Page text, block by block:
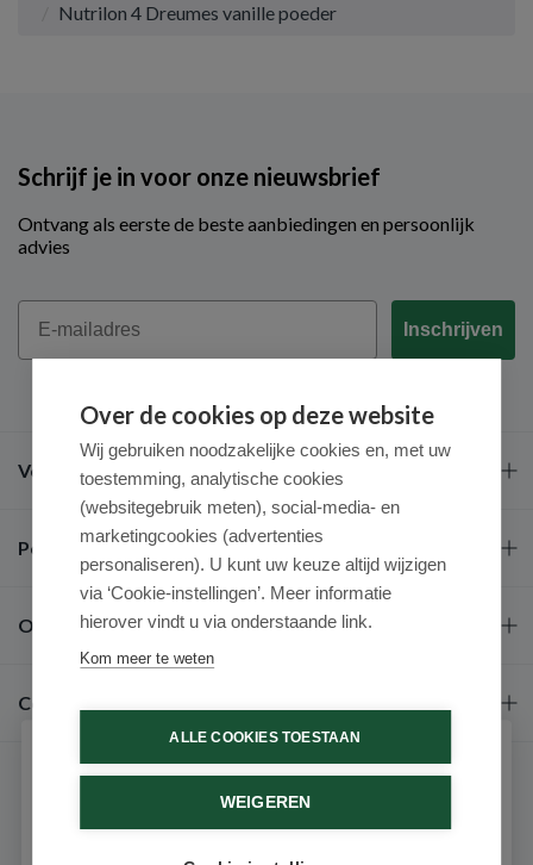
Nutrilon 4 Dreumes vanille poeder
Schrijf je in voor onze nieuwsbrief
Ontvang als eerste de beste aanbiedingen en persoonlijk
advies
Email
Inschrijven
Veel gestelde vragen
Populaire merken
Over ons
Contact
Over de cookies op deze website
Wij gebruiken noodzakelijke cookies en, met uw
toestemming, analytische cookies
(websitegebruik meten), social-media- en
marketingcookies (advertenties
personaliseren). U kunt uw keuze altijd wijzigen
via ‘Cookie-instellingen’. Meer informatie
hierover vindt u via onderstaande link.
Kom meer te weten
ALLE COOKIES TOESTAAN
WEIGEREN
Schrijf je in voor onze nieuwsbrief
Ontvang als eerste de beste aanbiedingen en persoonlijk
advies